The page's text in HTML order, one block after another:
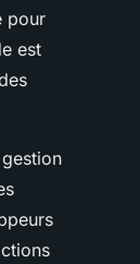
pour
est